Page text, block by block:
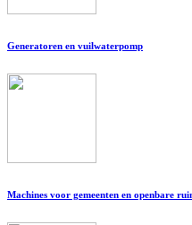
Generatoren en vuilwaterpomp
Machines voor gemeenten en openbare